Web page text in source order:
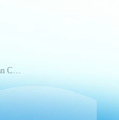
Perihal Terma Perkhidmatan CapCut